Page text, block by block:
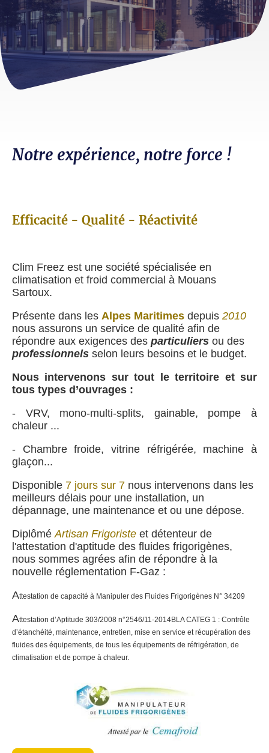
Notre expérience, notre force !
Efficacité - Qualité - Réactivité
Clim Freez est une société spécialisée en
climatisation et froid commercial à Mouans
Sartoux.
Présente dans les Alpes Maritimes depuis 2010
nous assurons un service de qualité afin de
répondre aux exigences des particuliers ou des
professionnels selon leurs besoins et le budget.
Nous intervenons sur tout le territoire et sur
tous types d’ouvrages :
- VRV, mono-multi-splits, gainable, pompe à
chaleur ...
- Chambre froide, vitrine réfrigérée, machine à
glaçon...
Disponible 7 jours sur 7 nous intervenons dans les
meilleurs délais pour une installation, un
dépannage, une maintenance et ou une dépose.
Diplômé Artisan Frigoriste et détenteur de
l'attestation d'aptitude des fluides frigorigènes,
nous sommes agrées afin de répondre à la
nouvelle réglementation F-Gaz :
Attestation de capacité à Manipuler des Fluides Frigorigènes N° 34209
Attestation d’Aptitude 303/2008 n°2546/11-2014BLA CATEG 1 : Contrôle
d’étanchéité, maintenance, entretien, mise en service et récupération des
fluides des équipements, de tous les équipements de réfrigération, de
climatisation et de pompe à chaleur.